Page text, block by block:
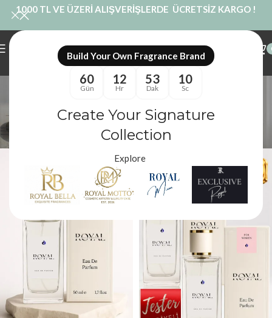
Build Your Own Fragrance Brand
60
Gün
12
Hr
53
Dak
10
Sc
Create Your Signature
Collection
Explore
1000 TL VE ÜZERİ ALIŞVERİŞLERDE ÜCRETSİZ KARGO !
tatlı kremsi koku
Royal Mum
Ürünler “tatlı kremsi koku” olarak etiketlendi